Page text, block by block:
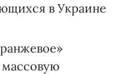
в Украине
массовую